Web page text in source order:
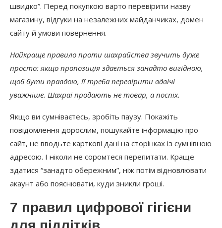
швидко”. Перед покупкою варто перевірити назву
магазину, відгуки на незалежних майданчиках, домен
сайту й умови повернення.
Найкраще правило проти шахрайства звучить дуже
просто: якщо пропозиція здається занадто вигідною,
щоб бути правдою, її треба перевірити вдвічі
уважніше. Шахраї продають не товар, а поспіх.
Якщо ви сумніваєтесь, зробіть паузу. Покажіть
повідомлення дорослим, пошукайте інформацію про
сайт, не вводьте карткові дані на сторінках із сумнівною
адресою. І ніколи не соромтеся перепитати. Краще
здатися “занадто обережним”, ніж потім відновлювати
акаунт або пояснювати, куди зникли гроші.
7 правил цифрової гігієни